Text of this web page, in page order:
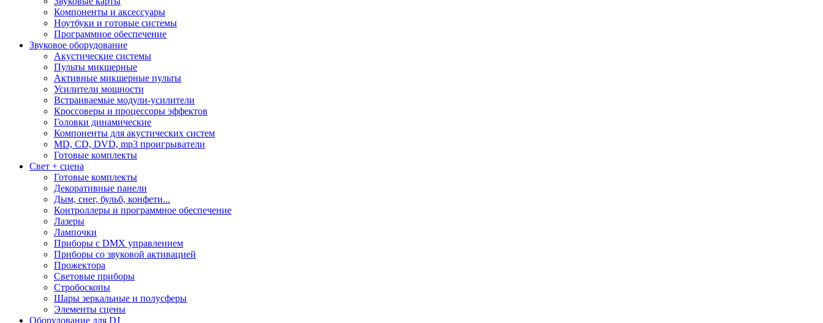
Компоненты и аксессуары
Ноутбуки и готовые системы
Программное обеспечение
Звуковое оборудование
Акустические системы
Пульты микшерные
Активные микшерные пульты
Усилители мощности
Встраиваемые модули-усилители
Кроссоверы и процессоры эффектов
Головки динамические
Компоненты для акустических систем
MD, CD, DVD, mp3 проигрыватели
Готовые комплекты
Свет + сцена
Готовые комплекты
Декоративные панели
Дым, снег, бульб, конфети...
Контроллеры и программное обеспечение
Лазеры
Лампочки
Приборы с DMX управлением
Приборы со звуковой активацией
Прожектора
Световые приборы
Стробоскопы
Шары зеркальные и полусферы
Элементы сцены
Оборудование для DJ